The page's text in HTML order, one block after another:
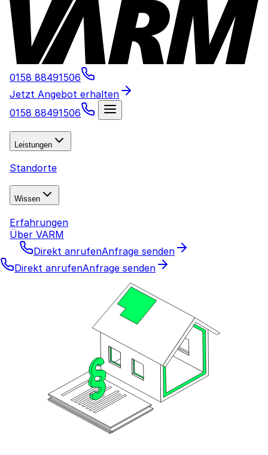
0158 88491506
Jetzt Angebot erhalten
0158 88491506
Leistungen
Standorte
Wissen
Erfahrungen
Über VARM
Direkt anrufenAnfrage senden
Direkt anrufenAnfrage senden